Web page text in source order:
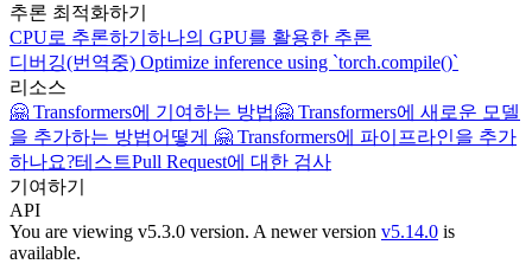
추론 최적화하기
CPU로 추론하기 하나의 GPU를 활용한 추론
디버깅(번역중) Optimize inference using `torch.compile()`
리소스
🤗 Transformers에 기여하는 방법🤗 Transformers에 새로운 모델
을 추가하는 방법어떻게 🤗 Transformers에 파이프라인을 추가
하나요?테스트Pull Request에 대한 검사
기여하기
API
You are viewing v5.3.0 version. A newer version v5.14.0 is
available.